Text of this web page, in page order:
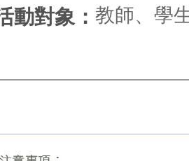
動對象： 教師、學